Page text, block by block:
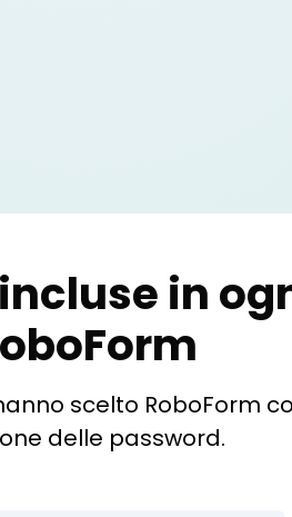
in
scelto RoboForm
delle password.